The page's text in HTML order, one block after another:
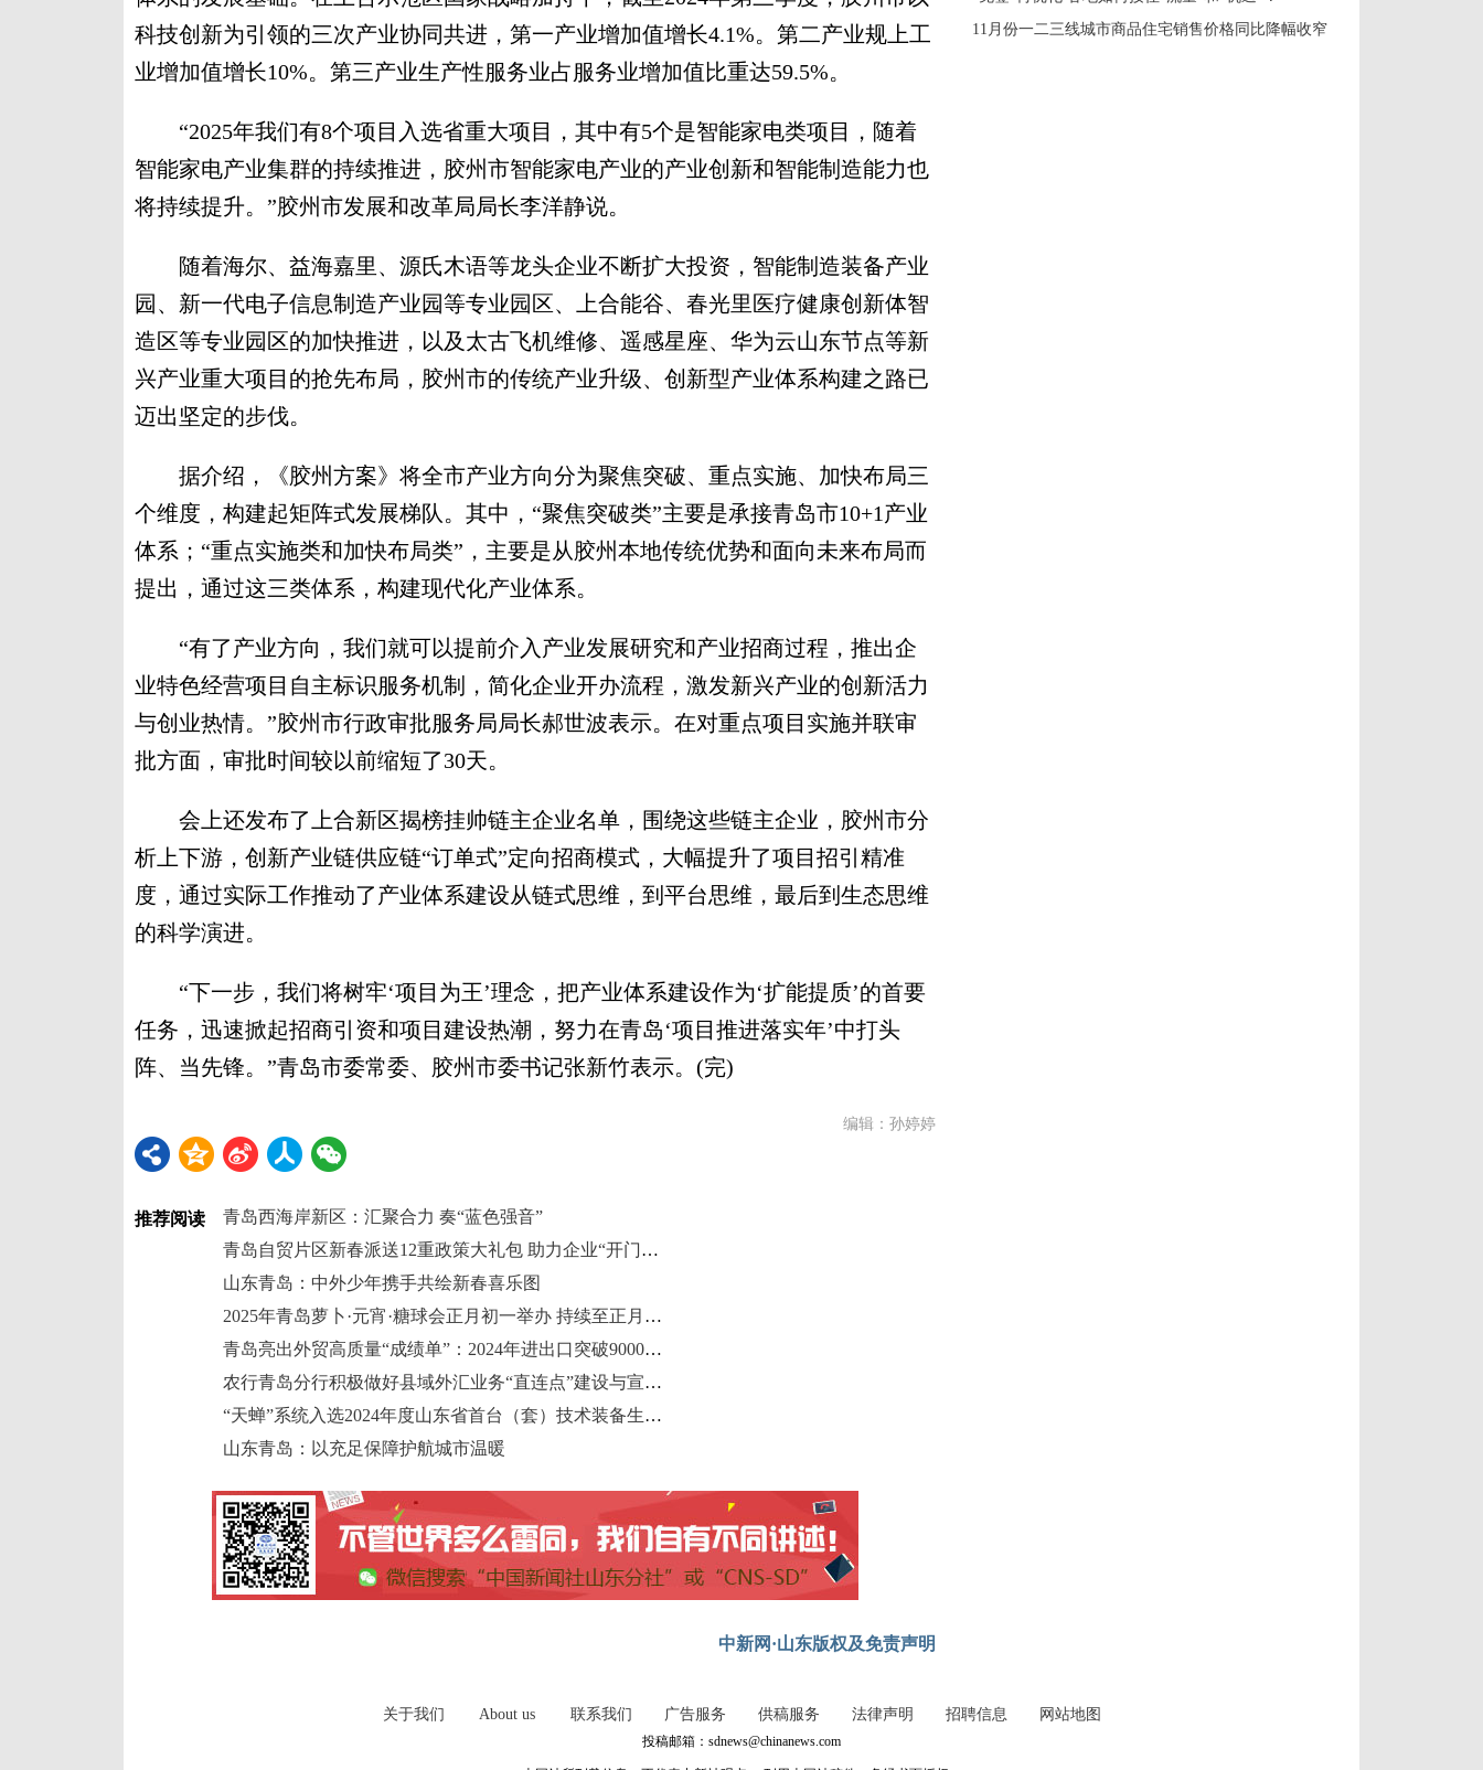
科技创新为引领的三次产业协同共进，第一产业增加值增长4.1%。第二产业规上工
业增加值增长10%。第三产业生产性服务业占服务业增加值比重达59.5%。
“2025年我们有8个项目入选省重大项目，其中有5个是智能家电类项目，随着
智能家电产业集群的持续推进，胶州市智能家电产业的产业创新和智能制造能力也
将持续提升。”胶州市发展和改革局局长李洋静说。
随着海尔、益海嘉里、源氏木语等龙头企业不断扩大投资，智能制造装备产业
园、新一代电子信息制造产业园等专业园区、上合能谷、春光里医疗健康创新体智
造区等专业园区的加快推进，以及太古飞机维修、遥感星座、华为云山东节点等新
兴产业重大项目的抢先布局，胶州市的传统产业升级、创新型产业体系构建之路已
迈出坚定的步伐。
据介绍，《胶州方案》将全市产业方向分为聚焦突破、重点实施、加快布局三
个维度，构建起矩阵式发展梯队。其中，“聚焦突破类”主要是承接青岛市10+1产业
体系；“重点实施类和加快布局类”，主要是从胶州本地传统优势和面向未来布局而
提出，通过这三类体系，构建现代化产业体系。
“有了产业方向，我们就可以提前介入产业发展研究和产业招商过程，推出企
业特色经营项目自主标识服务机制，简化企业开办流程，激发新兴产业的创新活力
与创业热情。”胶州市行政审批服务局局长郝世波表示。在对重点项目实施并联审
批方面，审批时间较以前缩短了30天。
会上还发布了上合新区揭榜挂帅链主企业名单，围绕这些链主企业，胶州市分
析上下游，创新产业链供应链“订单式”定向招商模式，大幅提升了项目招引精准
度，通过实际工作推动了产业体系建设从链式思维，到平台思维，最后到生态思维
的科学演进。
“下一步，我们将树牢‘项目为王’理念，把产业体系建设作为‘扩能提质’的首要
任务，迅速掀起招商引资和项目建设热潮，努力在青岛‘项目推进落实年’中打头
阵、当先锋。”青岛市委常委、胶州市委书记张新竹表示。(完)
编辑：孙婷婷
推荐阅读
青岛西海岸新区：汇聚合力 奏“蓝色强音”
青岛自贸片区新春派送12重政策大礼包 助力企业“开门红”
山东青岛：中外少年携手共绘新春喜乐图
2025年青岛萝卜·元宵·糖球会正月初一举办 持续至正月十六
青岛亮出外贸高质量“成绩单”：2024年进出口突破9000亿元
农行青岛分行积极做好县域外汇业务“直连点”建设与宣传工作
“天蝉”系统入选2024年度山东省首台（套）技术装备生产企业及产品名单
山东青岛：以充足保障护航城市温暖
中新网·山东版权及免责声明
11月份一二三线城市商品住宅销售价格同比降幅收窄
关于我们 About us 联系我们 广告服务 供稿服务 法律声明 招聘信息 网站地图
投稿邮箱：sdnews@chinanews.com